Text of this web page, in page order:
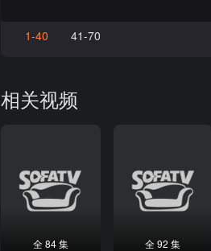
1-40 41-70
相关视频
全 84 集 全 92 集